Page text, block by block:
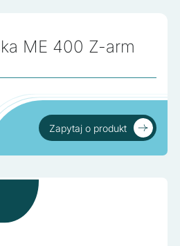
ME 400 Z-arm
Zapytaj o produkt
to pliki, które są w procesie
poszczególnych
moje preferencje
wszystko